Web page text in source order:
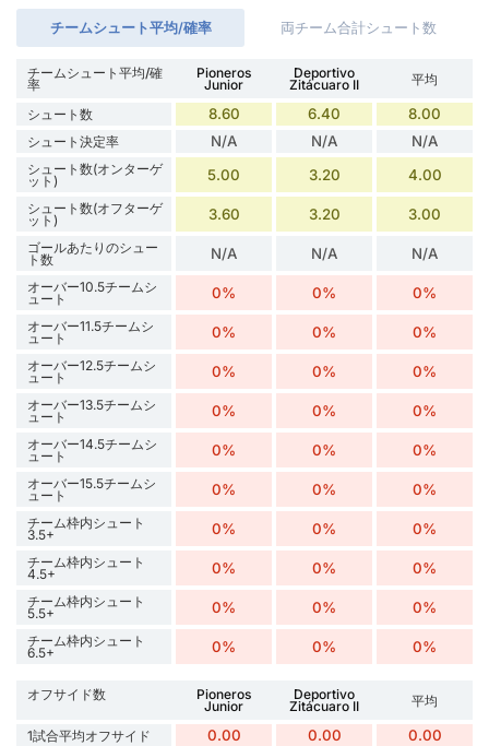
チームシュート平均/確率 両チーム合計シュート数
チームシュート平均/確
率
Pioneros
Junior
Deportivo
Zitácuaro II 平均
シュート数 8.60 6.40 8.00
シュート決定率 N/A N/A N/A
シュート数(オンターゲ
ット) 5.00 3.20 4.00
シュート数(オフターゲ
ット) 3.60 3.20 3.00
ゴールあたりのシュー
ト数 N/A N/A N/A
オーバー10.5チームシ
ュート 0% 0% 0%
オーバー11.5チームシ
ュート 0% 0% 0%
オーバー12.5チームシ
ュート 0% 0% 0%
オーバー13.5チームシ
ュート 0% 0% 0%
オーバー14.5チームシ
ュート 0% 0% 0%
オーバー15.5チームシ
ュート 0% 0% 0%
チーム枠内シュート
3.5+ 0% 0% 0%
チーム枠内シュート
4.5+ 0% 0% 0%
チーム枠内シュート
5.5+ 0% 0% 0%
チーム枠内シュート
6.5+ 0% 0% 0%
オフサイド数 Pioneros
Junior
Deportivo
Zitácuaro II 平均
1試合平均オフサイド 0.00 0.00 0.00